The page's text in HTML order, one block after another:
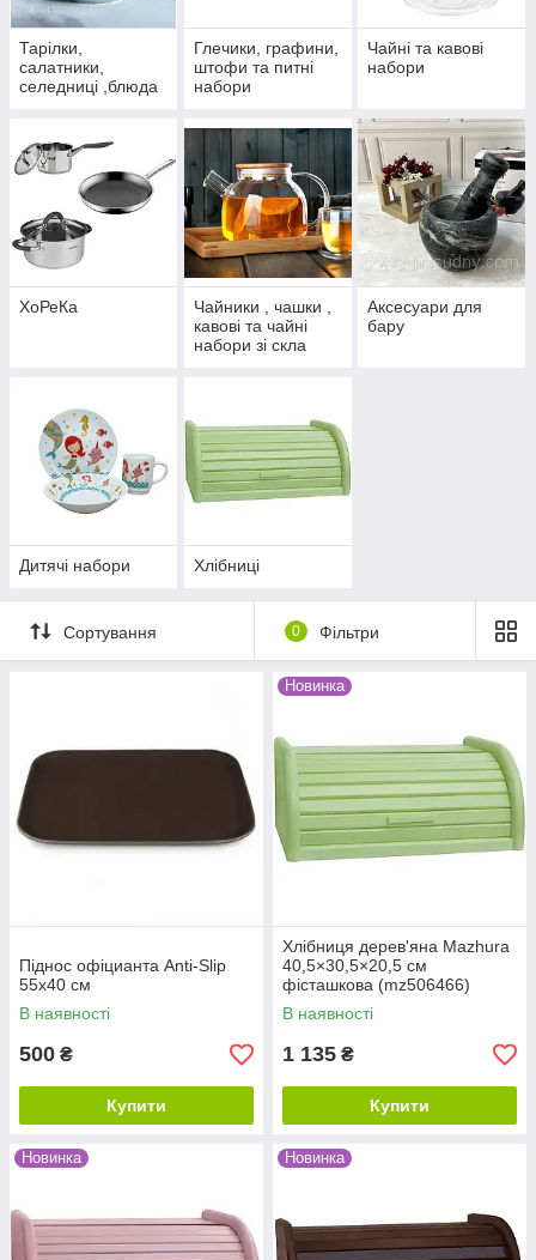
Тарілки,
салатники,
селедниці ,блюда
Глечики, графини,
штофи та питні
набори
Чайні та кавові
набори
ХоРеКа
Чайники , чашки ,
кавові та чайні
набори зі скла
Аксесуари для
бару
Дитячі набори Хлібниці
Сортування 0 Фільтри
Піднос офіцианта Anti-Slip
55х40 см
В наявності
500 ₴
Купити
Новинка
Хлібниця дерев'яна Mazhura
40,5×30,5×20,5 см
фісташкова (mz506466)
В наявності
1 135 ₴
Купити
Новинка Новинка